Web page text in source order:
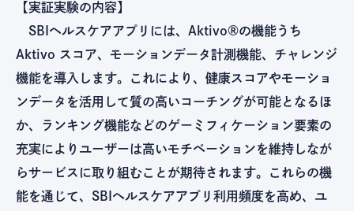
【実証実験の内容】
SBIヘルスケアアプリには、Aktivo®の機能うち
Aktivo スコア、モーションデータ計測機能、チャレンジ
機能を導入します。これにより、健康スコアやモーショ
ンデータを活用して質の高いコーチングが可能となるほ
か、ランキング機能などのゲーミフィケーション要素の
充実によりユーザーは高いモチベーションを維持しなが
らサービスに取り組むことが期待されます。これらの機
能を通じて、SBIヘルスケアアプリ利用頻度を高め、ユ